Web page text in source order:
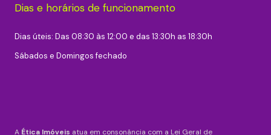
Dias e horários de funcionamento
Dias úteis: Das 08:30 às 12:00 e das 13:30h as 18:30h
Sábados e Domingos fechado
A Ética Imóveis atua em consonância com a Lei Geral de